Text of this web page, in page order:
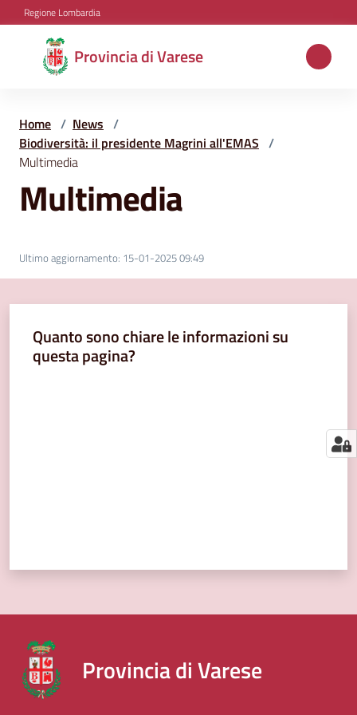
Vai al contenuto
Vai alla navigazione
Vai al footer
Regione Lombardia
Provincia di Varese
Provincia
di
Aree
tematiche
Amministrazione
segnalazioni
Home / News /
Biodiversità: il presidente Magrini all'EMAS /
Multimedia
Multimedia
Ultimo aggiornamento: 15-01-2025 09:49
Quanto sono chiare le informazioni su
questa pagina?
Provincia di Varese